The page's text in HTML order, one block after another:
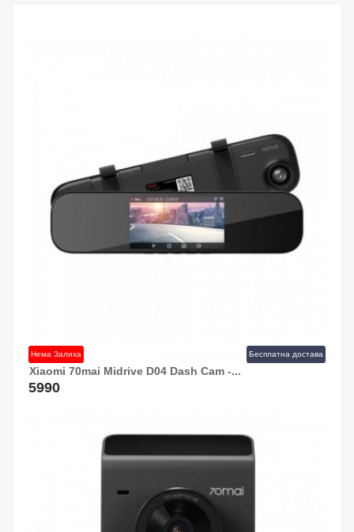
Нема Залиха Бесплатна достава
Xiaomi 70mai Midrive D04 Dash Cam -...
5990